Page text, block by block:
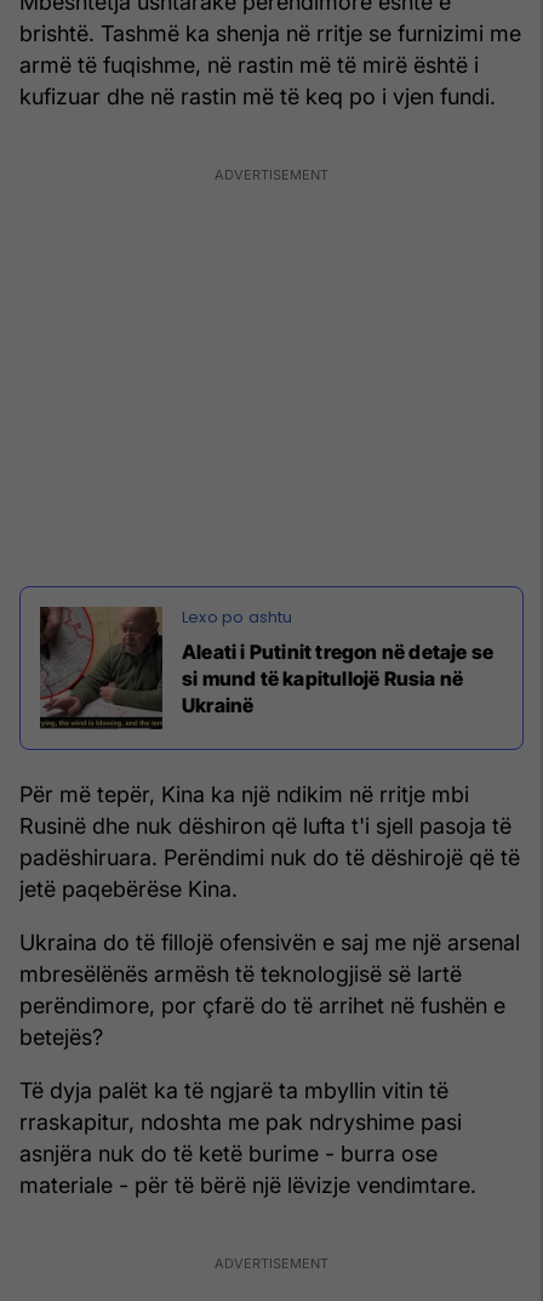
brishtë. Tashmë ka shenja në rritje se furnizimi me
armë të fuqishme, në rastin më të mirë është i
kufizuar dhe në rastin më të keq po i vjen fundi.
Aleati i Putinit tregon në detaje se
si mund të kapitullojë Rusia në
Ukrainë
Për më tepër, Kina ka një ndikim në rritje mbi
Rusinë dhe nuk dëshiron që lufta t'i sjell pasoja të
padëshiruara. Perëndimi nuk do të dëshirojë që të
jetë paqebërëse Kina.
Ukraina do të fillojë ofensivën e saj me një arsenal
mbresëlënës armësh të teknologjisë së lartë
perëndimore, por çfarë do të arrihet në fushën e
betejës?
Të dyja palët ka të ngjarë ta mbyllin vitin të
rraskapitur, ndoshta me pak ndryshime pasi
asnjëra nuk do të ketë burime - burra ose
materiale - për të bërë një lëvizje vendimtare.